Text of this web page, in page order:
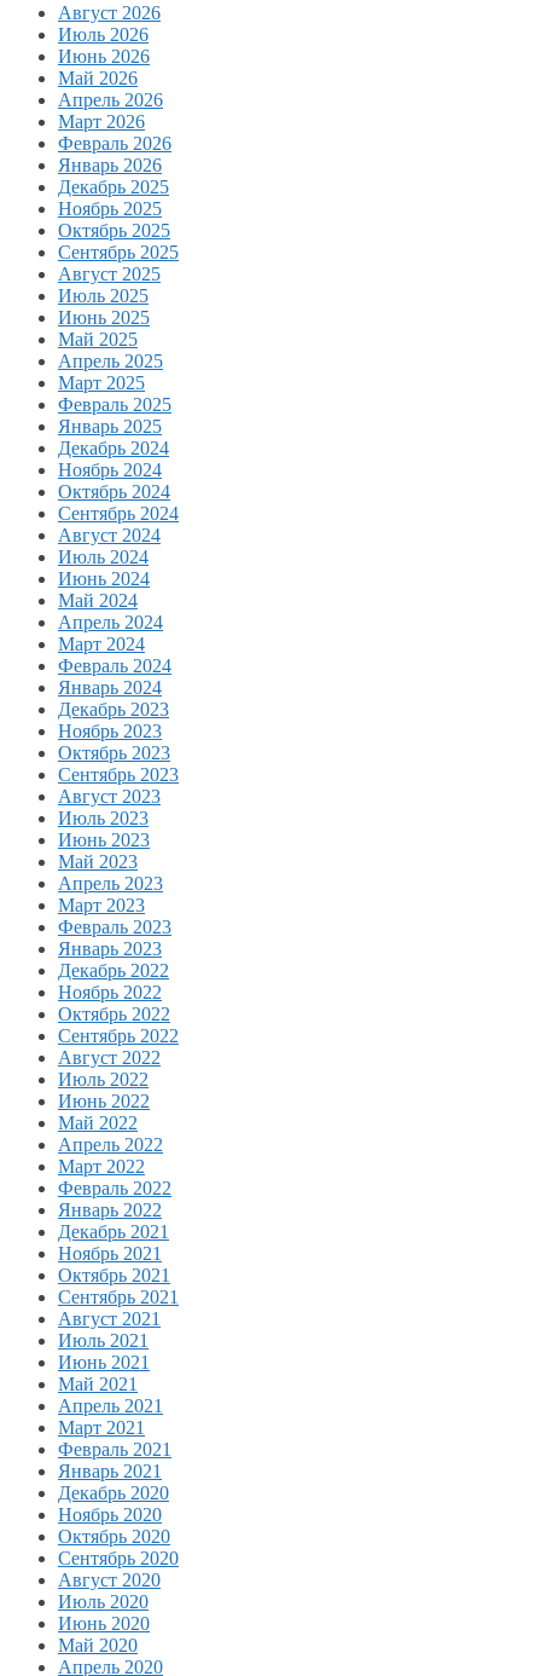
Август 2026
Июль 2026
Июнь 2026
Май 2026
Апрель 2026
Март 2026
Февраль 2026
Январь 2026
Декабрь 2025
Ноябрь 2025
Октябрь 2025
Сентябрь 2025
Август 2025
Июль 2025
Июнь 2025
Май 2025
Апрель 2025
Март 2025
Февраль 2025
Январь 2025
Декабрь 2024
Ноябрь 2024
Октябрь 2024
Сентябрь 2024
Август 2024
Июль 2024
Июнь 2024
Май 2024
Апрель 2024
Март 2024
Февраль 2024
Январь 2024
Декабрь 2023
Ноябрь 2023
Октябрь 2023
Сентябрь 2023
Август 2023
Июль 2023
Июнь 2023
Май 2023
Апрель 2023
Март 2023
Февраль 2023
Январь 2023
Декабрь 2022
Ноябрь 2022
Октябрь 2022
Сентябрь 2022
Август 2022
Июль 2022
Июнь 2022
Май 2022
Апрель 2022
Март 2022
Февраль 2022
Январь 2022
Декабрь 2021
Ноябрь 2021
Октябрь 2021
Сентябрь 2021
Август 2021
Июль 2021
Июнь 2021
Май 2021
Апрель 2021
Март 2021
Февраль 2021
Январь 2021
Декабрь 2020
Ноябрь 2020
Октябрь 2020
Сентябрь 2020
Август 2020
Июль 2020
Июнь 2020
Май 2020
Апрель 2020